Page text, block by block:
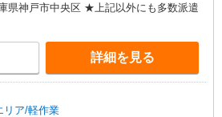
県神戸市中央区 ★上記以外にも多数派遣
詳細を見る
リア/軽作業